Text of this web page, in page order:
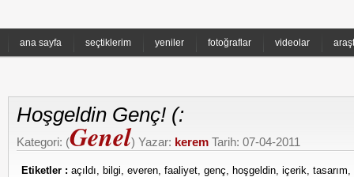
ana sayfa seçtiklerim yeniler fotoğraflar videolar
Hoşgeldin Genç! (:
Kategori: (Genel) Yazar: kerem Tarih: 07-04-2011
Etiketler : açıldı bilgi everen faaliyet genç hoşgeldin içerik tasarım